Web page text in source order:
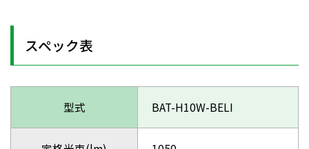
スペック表
型式 BAT-H10W-BELI